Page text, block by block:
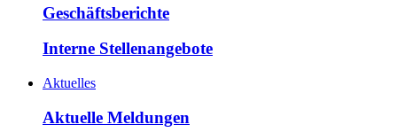
Geschäftsberichte
Interne Stellenangebote
Aktuelles
Aktuelle Meldungen